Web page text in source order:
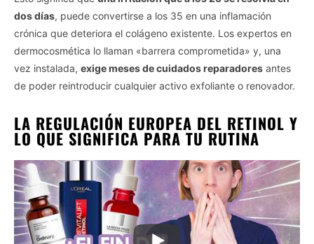
dos días, puede convertirse a los 35 en una inflamación
crónica que deteriora el colágeno existente. Los expertos en
dermocosmética lo llaman «barrera comprometida» y, una
vez instalada, exige meses de cuidados reparadores antes
de poder reintroducir cualquier activo exfoliante o renovador.
LA REGULACIÓN EUROPEA DEL RETINOL Y
LO QUE SIGNIFICA PARA TU RUTINA